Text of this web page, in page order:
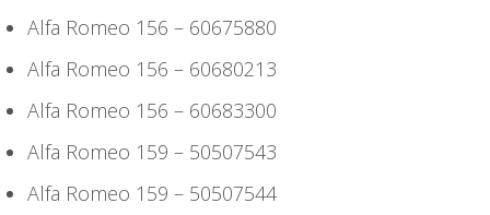
Alfa Romeo 156 – 60675880
Alfa Romeo 156 – 60680213
Alfa Romeo 156 – 60683300
Alfa Romeo 159 – 50507543
Alfa Romeo 159 – 50507544